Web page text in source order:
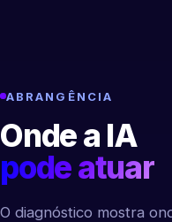
ABRANGÊNCIA
Onde a IA
pode atuar
O diagnóstico mostra